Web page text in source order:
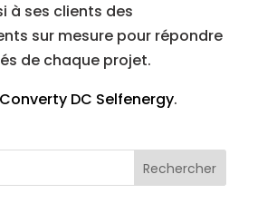
à ses clients des
sur mesure pour répondre
de chaque projet.
DC Selfenergy.